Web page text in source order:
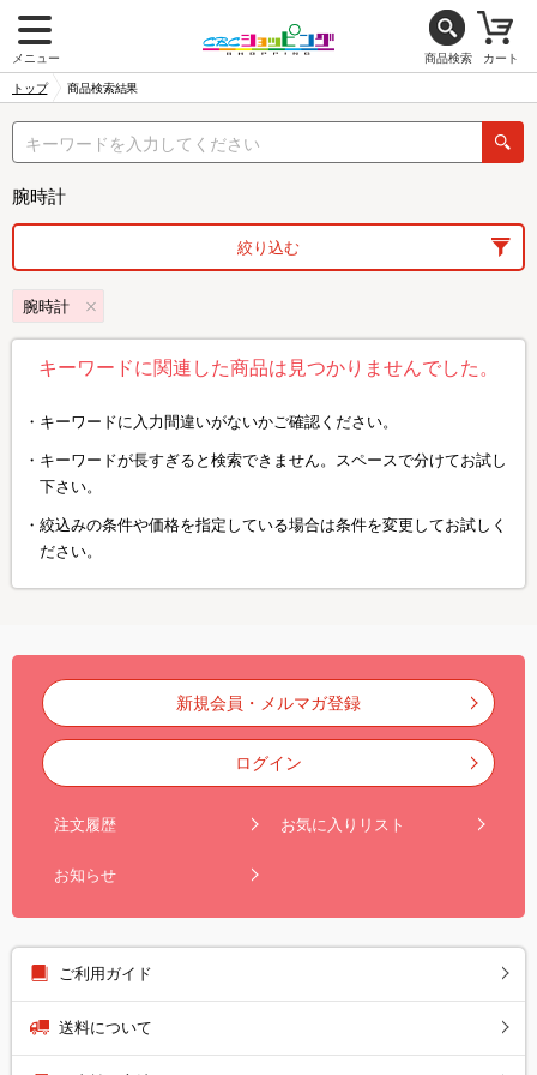
メニュー 商品検索 カート
トップ 商品検索結果
腕時計
絞り込む
腕時計
キーワードに関連した商品は見つかりませんでした。
キーワードに入力間違いがないかご確認ください。
キーワードが長すぎると検索できません。スペースで分けてお試し
下さい。
絞込みの条件や価格を指定している場合は条件を変更してお試しく
ださい。
新規会員・メルマガ登録
ログイン
注文履歴 お気に入りリスト
お知らせ
ご利用ガイド
送料について